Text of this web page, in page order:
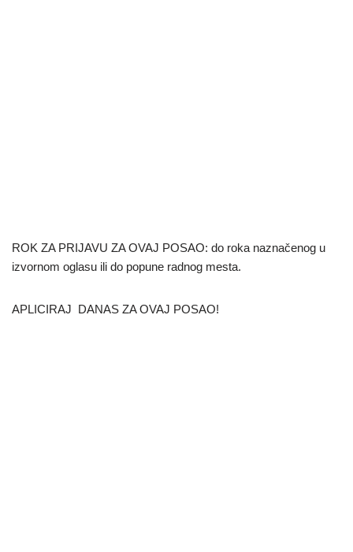
ROK ZA PRIJAVU ZA OVAJ POSAO: do roka naznačenog u
izvornom oglasu ili do popune radnog mesta.
APLICIRAJ DANAS ZA OVAJ POSAO!